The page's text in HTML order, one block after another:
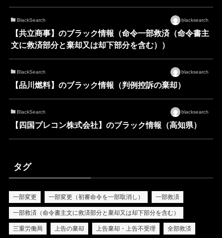
BlackSearch blacksearch
【共立商事】のブラック情報（命令一部救済（命令書主
文に救済部分と棄却又は却下部分を含む））
BlackSearch blacksearch
【品川燃料】のブラック情報（判例控訴の棄却）
BlackSearch blacksearch
【四国プレコン株式会社】のブラック情報（高知県）
タグ
一部変更 一部変更（初審命令を一部取消し） 一部救済
一部救済（命令書主文に救済部分と棄却又は却下部分を含む）
三重労働局 上告の棄却 上告棄却・上告不受理 全部救済